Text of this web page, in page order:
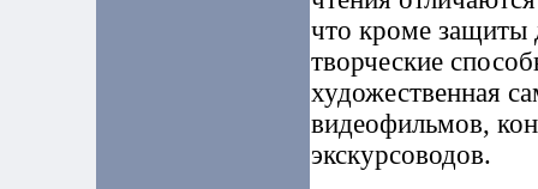
что кроме защиты
творческие
художественная
видеофильмов,
экскурсоводов.